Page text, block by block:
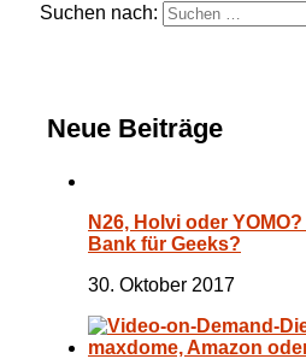
Suchen nach:
Neue Beiträge
N26, Holvi oder
Bank für Geeks?
30. Oktober 2017